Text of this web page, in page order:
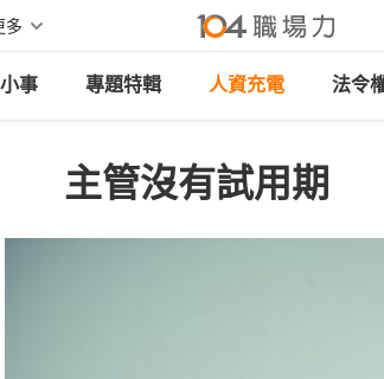
多
事 專題特輯 人資充電 法令
主管沒有試用期